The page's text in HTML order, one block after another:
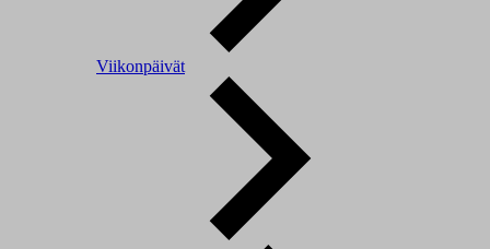
Viikonpäivät